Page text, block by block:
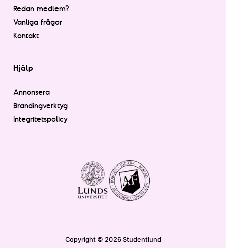
Redan medlem?
Vanliga frågor
Kontakt
Hjälp
Annonsera
Brandingverktyg
Integritetspolicy
Copyright © 2026 Studentlund